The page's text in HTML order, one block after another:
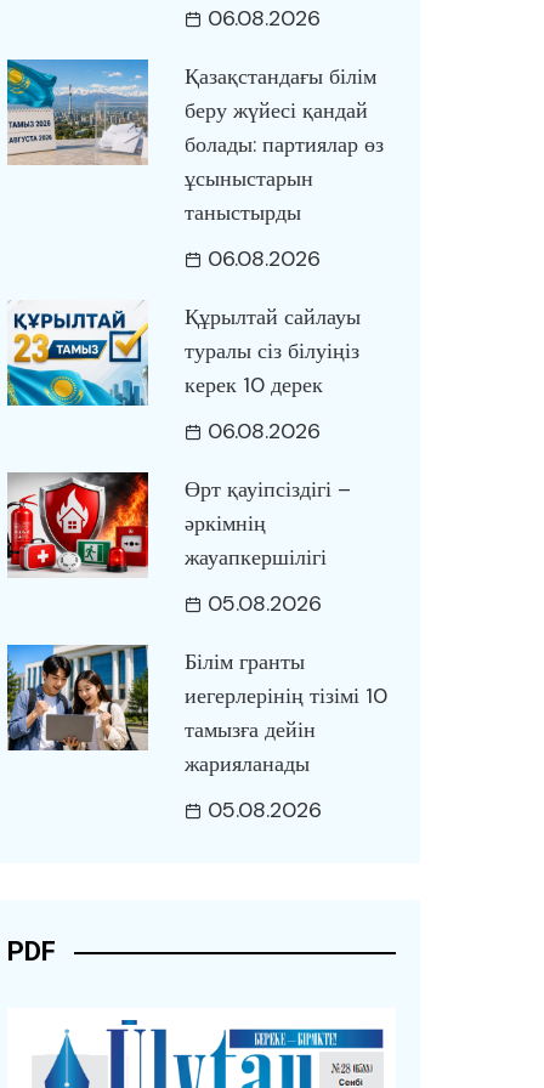
06.08.2026
Қазақстандағы білім
беру жүйесі қандай
болады: партиялар өз
ұсыныстарын
таныстырды
06.08.2026
Құрылтай сайлауы
туралы сіз білуіңіз
керек 10 дерек
06.08.2026
Өрт қауіпсіздігі –
әркімнің
жауапкершілігі
05.08.2026
Білім гранты
иегерлерінің тізімі 10
тамызға дейін
жарияланады
05.08.2026
PDF